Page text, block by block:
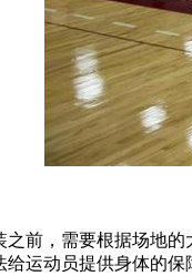
，需要根据场地的
运动员提供身体的保